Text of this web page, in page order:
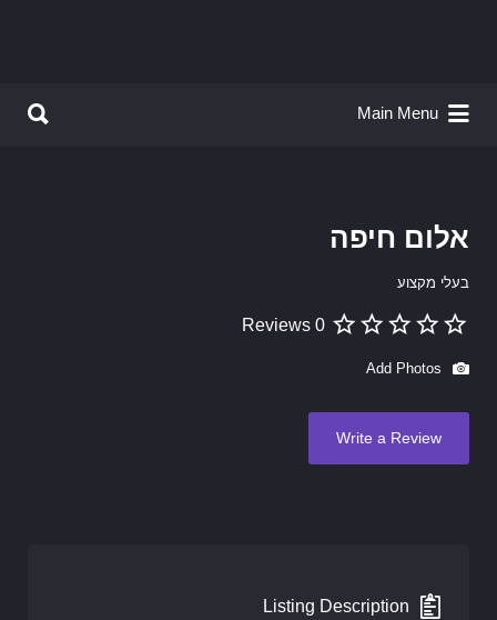
Main Menu
אלום חיפה
בעלי מקצוע
0 Reviews
Write a Review
Listing Description